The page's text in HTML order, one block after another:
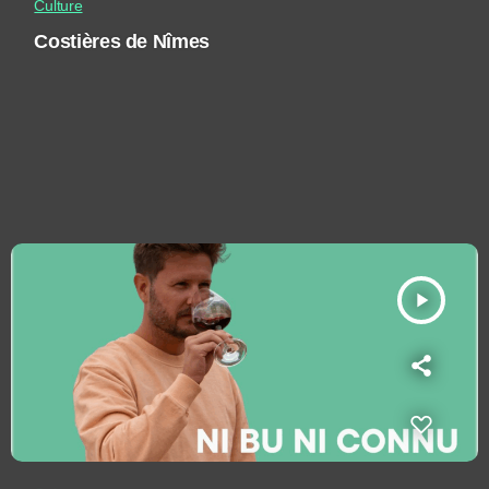
Culture
Costières de Nîmes
play_arrow